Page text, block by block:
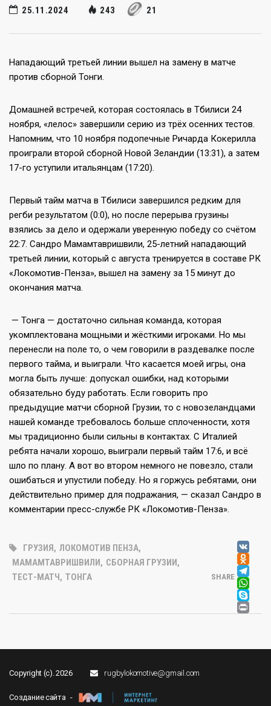
25.11.2024 243 21
Нападающий третьей линии вышел на замену в матче
против сборной Тонги.
Домашней встречей, которая состоялась в Тбилиси 24
ноября, «лелос» завершили серию из трёх осенних тестов.
Напомним, что 10 ноября подопечные Ричарда Кокерилла
проиграли второй сборной Новой Зеландии (13:31), а затем
17-го уступили итальянцам (17:20).
Первый тайм матча в Тбилиси завершился редким для
регби результатом (0:0), но после перерыва грузины
взялись за дело и одержали уверенную победу со счётом
22:7. Сандро Мамамтавришвили, 25-летний нападающий
третьей линии, который с августа тренируется в составе РК
«Локомотив-Пенза», вышел на замену за 15 минут до
окончания матча.
— Тонга — достаточно сильная команда, которая
укомплектована мощными и жёсткими игроками. Но мы
перенесли на поле то, о чем говорили в раздевалке после
первого тайма, и выиграли. Что касается моей игры, она
могла быть лучше: допускал ошибки, над которыми
обязательно буду работать. Если говорить про
предыдущие матчи сборной Грузии, то с новозеландцами
нашей команде требовалось больше сплоченности, хотя
мы традиционно были сильны в контактах. С Италией
ребята начали хорошо, выиграли первый тайм 17:6, и всё
шло по плану. А вот во втором немного не повезло, стали
ошибаться и упустили победу. Но я горжусь ребятами, они
действительно пример для подражания, — сказал Сандро в
комментарии пресс-службе РК «Локомотив-Пенза».
ГРУЗИЯ, ЛОКОМОТИВ ПЕНЗА,
МАМАМТАВРИШВИЛИ, СБОРНАЯ ГРУЗИИ,
ТЕСТ-МАТЧ, ТОНГА SHARE
Copyright (c). 2026 rugbylokomotive@gmail.com
Создание сайта -